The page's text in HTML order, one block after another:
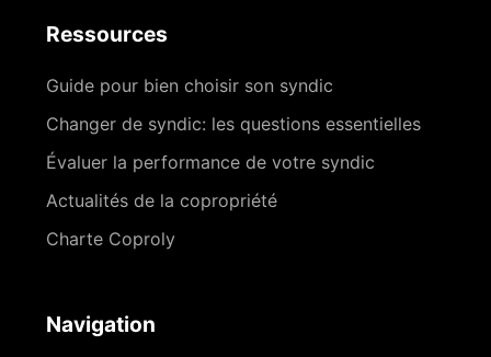
Ressources
Guide pour bien choisir son syndic
Changer de syndic: les questions essentielles
Évaluer la performance de votre syndic
Actualités de la copropriété
Charte Coproly
Navigation